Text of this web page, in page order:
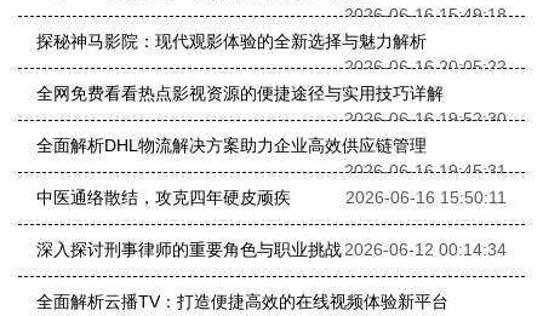
2026-06-16 15:49:18
探秘神马影院：现代观影体验的全新选择与魅力解析
2026-06-16 20:05:22
全网免费看看热点影视资源的便捷途径与实用技巧详解
2026-06-16 19:52:30
全面解析DHL物流解决方案助力企业高效供应链管理
2026-06-16 19:45:31
中医通络散结，攻克四年硬皮顽疾
2026-06-16 15:50:11
深入探讨刑事律师的重要角色与职业挑战2026-06-12 00:14:34
全面解析云播TV：打造便捷高效的在线视频体验新平台